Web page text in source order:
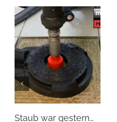
Staub war gestern…